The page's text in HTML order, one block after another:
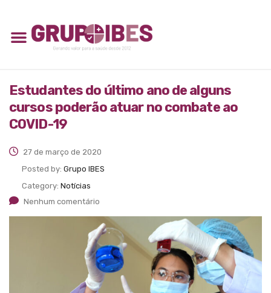
Estudantes do último ano de alguns
cursos poderão atuar no combate ao
COVID-19
27 de março de 2020
Posted by: Grupo IBES
Category: Notícias
Nenhum comentário